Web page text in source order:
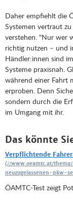
Daher empfiehlt die
Systemen vertraut
verstehen. "Nur wer
richtig nutzen – und
Händler:innen sind
Systeme praxisnah.
während einer Fahrt
erproben. Denn
sondern durch die
im Umgang mit ihr.
Das könnte
Verpflichtende
ÖAMTC-Test zeigt